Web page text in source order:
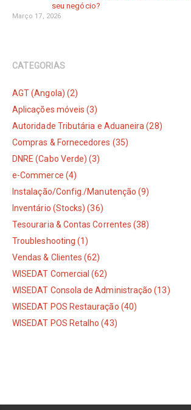
seu negócio?
Março 17, 2026
CATEGORIAS
AGT (Angola) (2)
Aplicações móveis (3)
Autoridade Tributária e Aduaneira (28)
Compras & Fornecedores (35)
DNRE (Cabo Verde) (3)
e-Commerce (4)
Instalação/Config./Manutenção (9)
Inventário (Stocks) (36)
Tesouraria & Contas Correntes (38)
Troubleshooting (1)
Vendas & Clientes (62)
WISEDAT Comercial (62)
WISEDAT Consola de Administração (13)
WISEDAT POS Restauração (40)
WISEDAT POS Retalho (43)